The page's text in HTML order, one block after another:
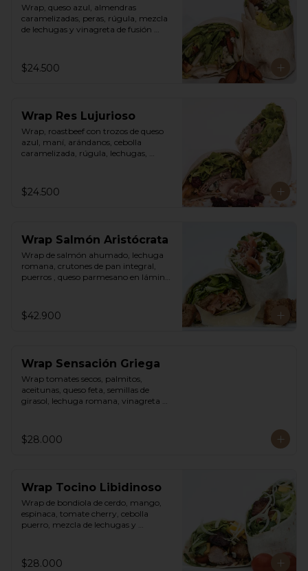
Wrap, queso azul, almendras
caramelizadas, peras, rúgula, mezcla
de lechugas y vinagreta de fusión
$24.500
Wrap Res Lujurioso
Wrap, roastbeef con trozos de queso
azul, maní, arándanos, cebolla
caramelizada, rúgula, lechugas,
$24.500
Wrap Salmón Aristócrata
Wrap de salmón ahumado, lechuga
romana, crutones de pan integral,
puerros , queso parmesano en láminas
$42.900
Wrap Sensación Griega
Wrap tomates secos, palmitos,
aceitunas, queso feta, semillas de
girasol, lechuga romana, vinagreta
$28.000
Wrap Tocino Libidinoso
Wrap de bondiola de cerdo, mango,
espinaca, tomate cherry, cebolla
puerro, mezcla de lechugas y
$28.000